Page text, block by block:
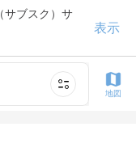
サブスク）サ
表示
地図